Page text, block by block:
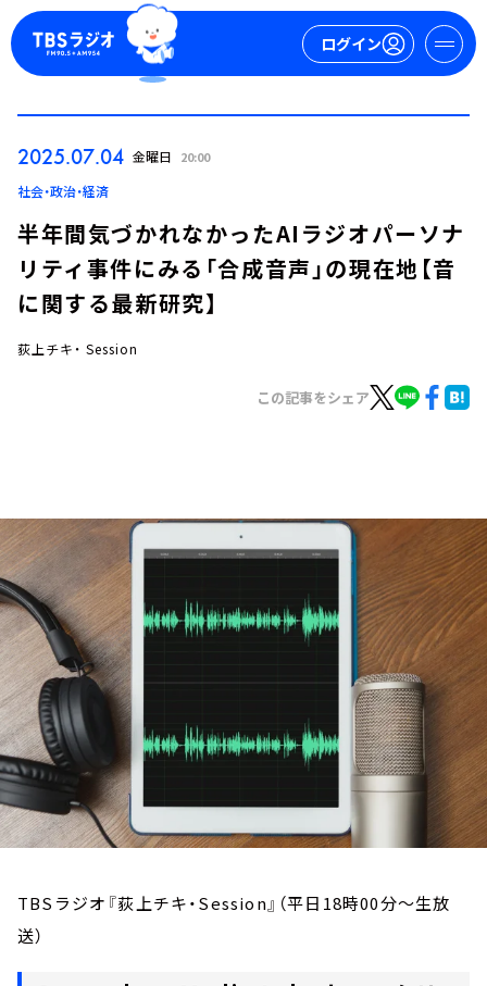
ログイン
イベント・グッズ
YouTube
会社情報
2025.07.04 金曜日 20:00
社会・政治・経済
半年間気づかれなかったAIラジオパーソナ
リティ事件にみる「合成音声」の現在地【音
に関する最新研究】
荻上チキ・ Session
この記事をシェア
TBSラジオ『荻上チキ・Session』（平日18時00分～生放
送）